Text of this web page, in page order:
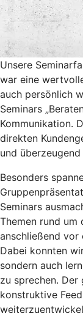
Unsere
war eine
auch persönlich
Seminars
Kommunikation.
direkten
und
Besonders
Seminars
Themen rund um
anschließend vor
Dabei konnten
sondern auch
zu sprechen. Der
konstruktive